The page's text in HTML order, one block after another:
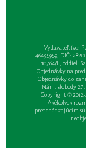
Vydavateľsťvo:
46495959, DIČ:
10764/L, oddiel:
Objednávky na
Objednávky do
Nám. slobody 27,
Copyright © 2012-
Akékoľvek
predchádzajúcim